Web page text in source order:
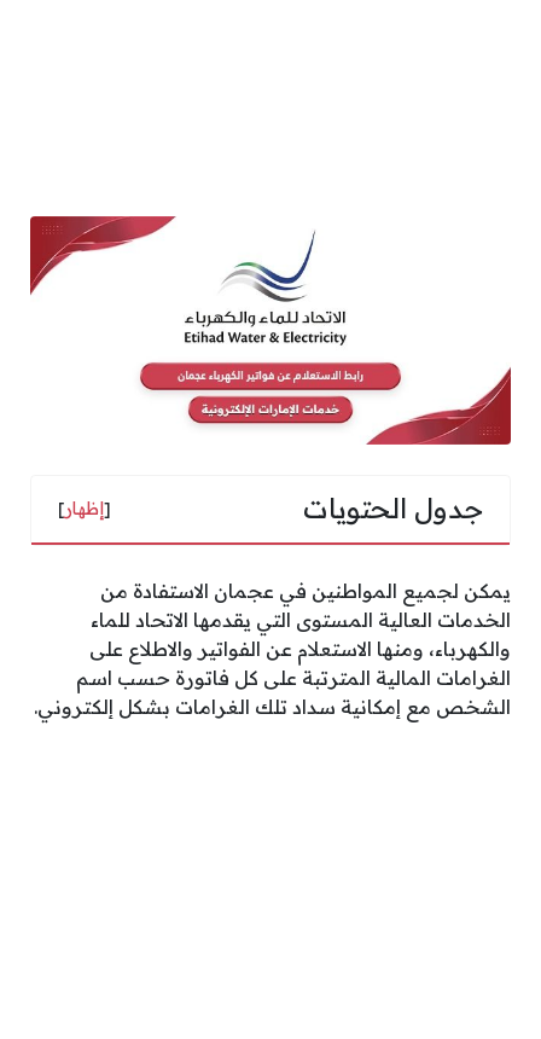
جدول الحتويات [إظهار]
يمكن لجميع المواطنين في عجمان الاستفادة من
الخدمات العالية المستوى التي يقدمها الاتحاد للماء
والكهرباء، ومنها الاستعلام عن الفواتير والاطلاع على
الغرامات المالية المترتبة على كل فاتورة حسب اسم
الشخص مع إمكانية سداد تلك الغرامات بشكل إلكتروني.